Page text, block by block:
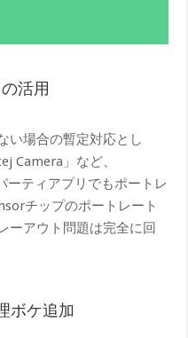
活用
い場合の暫定対応とし
Camera」など、
ーティアプリでもポートレ
チップのポートレート
ーアウト問題は完全に回
ボケ追加